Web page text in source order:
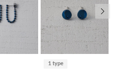
1 type
次